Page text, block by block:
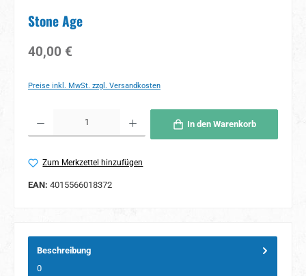
Stone Age
Regulärer Preis:
40,00 €
Preise inkl. MwSt. zzgl. Versandkosten
In den Warenkorb
Zum Merkzettel hinzufügen
EAN: 4015566018372
Beschreibung
0